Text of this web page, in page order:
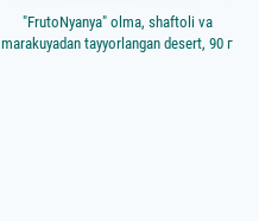
"FrutoNyanya" olma, shaftoli va
marakuyadan tayyorlangan desert, 90 г